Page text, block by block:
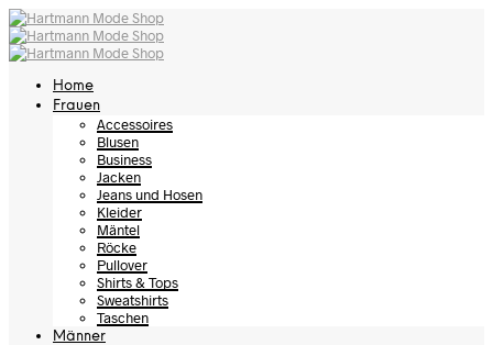
Home
Frauen
Accessoires
Blusen
Business
Jacken
Jeans und Hosen
Kleider
Mäntel
Röcke
Pullover
Shirts & Tops
Sweatshirts
Taschen
Männer